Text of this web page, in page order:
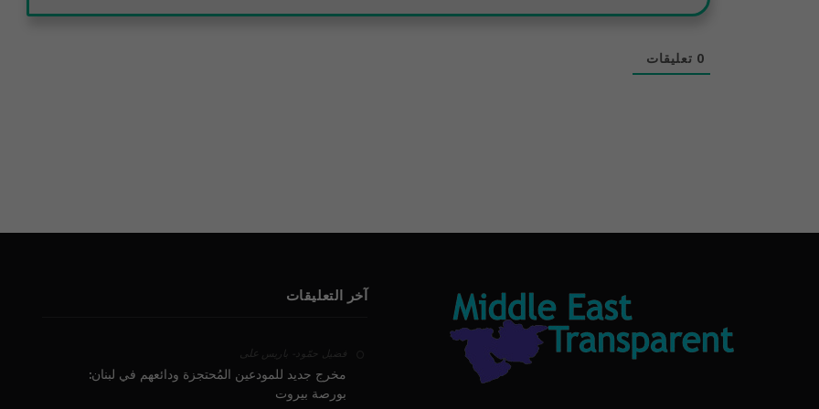
0 تعليقات
آخر التعليقات
فضيل حمّود - باريس على
مخرج جديد للمودعين المُحتجزة ودائعهم في لبنان:
بورصة بيروت